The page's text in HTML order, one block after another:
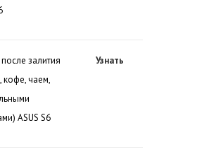
залития
кофе, чаем,
ASUS S6
Узнать